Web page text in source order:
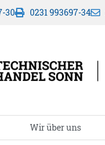
30 0231 993697-34
Wir über uns